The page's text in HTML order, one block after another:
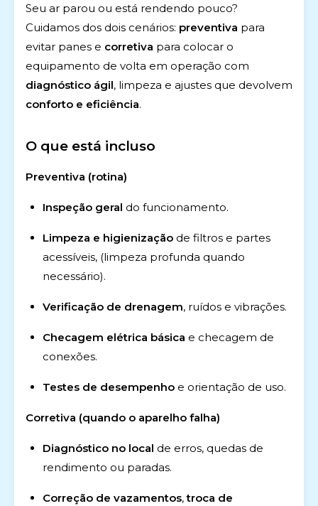
Seu ar parou ou está rendendo pouco?
Cuidamos dos dois cenários: preventiva para
evitar panes e corretiva para colocar o
equipamento de volta em operação com
diagnóstico ágil, limpeza e ajustes que devolvem
conforto e eficiência.
O que está incluso
Preventiva (rotina)
Inspeção geral do funcionamento.
Limpeza e higienização de filtros e partes
acessíveis, (limpeza profunda quando
necessário).
Verificação de drenagem, ruídos e vibrações.
Checagem elétrica básica e checagem de
conexões.
Testes de desempenho e orientação de uso.
Corretiva (quando o aparelho falha)
Diagnóstico no local de erros, quedas de
rendimento ou paradas.
Correção de vazamentos,troca de